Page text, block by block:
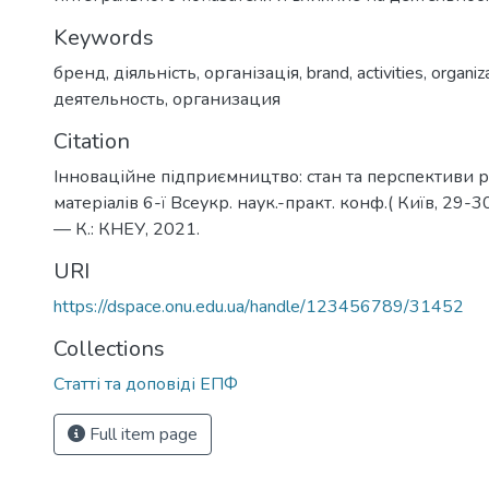
Keywords
бренд, діяльність, організація, brand, activities,
деятельность, организация
Citation
Інноваційне підприємництво: стан та перспективи
матеріалів 6-ї Всеукр. наук.-практ. конф.( Київ, 29-
— К.: КНЕУ, 2021.
URI
https://dspace.onu.edu.ua/handle/123456789/31452
Collections
Статті та доповіді ЕПФ
Full item page